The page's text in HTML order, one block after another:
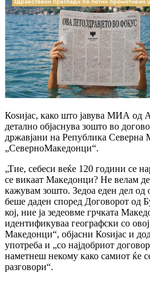
Коѕијас, како што јавува МИА од
детално објаснува зошто во
државјани на Република Северна
„СеверноМакедонци“.
„Тие, себеси веќе 120 години се
се викаат Македонци? Не велам
кажувам зошто. Зедоа еден дел
беше даден според Договорот од
кој, ние ја зедеовме грчката
идентификуваа географски со
Македонци“, објасни Коѕијас и
употреба и „со најдобриот
наметнеш некому како самиот ќе
разговори“.